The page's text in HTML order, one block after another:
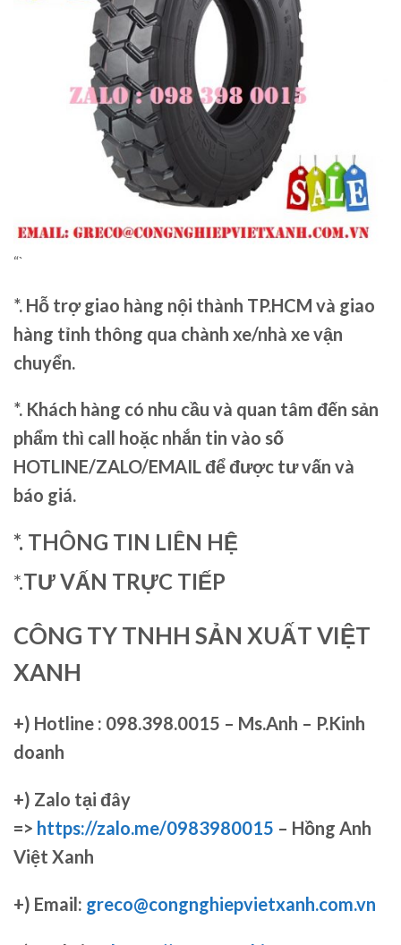
“`
*. Hỗ trợ giao hàng nội thành TP.HCM và giao
hàng tỉnh thông qua chành xe/nhà xe vận
chuyển.
*. Khách hàng có nhu cầu và quan tâm đến sản
phẩm thì call hoặc nhắn tin vào số
HOTLINE/ZALO/EMAIL để được tư vấn và
báo giá.
*. THÔNG TIN LIÊN HỆ
*.TƯ VẤN TRỰC TIẾP
CÔNG TY TNHH SẢN XUẤT VIỆT
XANH
+) Hotline : 098.398.0015 – Ms.Anh – P.Kinh
doanh
+) Zalo tại đây
=> https://zalo.me/0983980015 – Hồng Anh
Việt Xanh
+) Email: greco@congnghiepvietxanh.com.vn